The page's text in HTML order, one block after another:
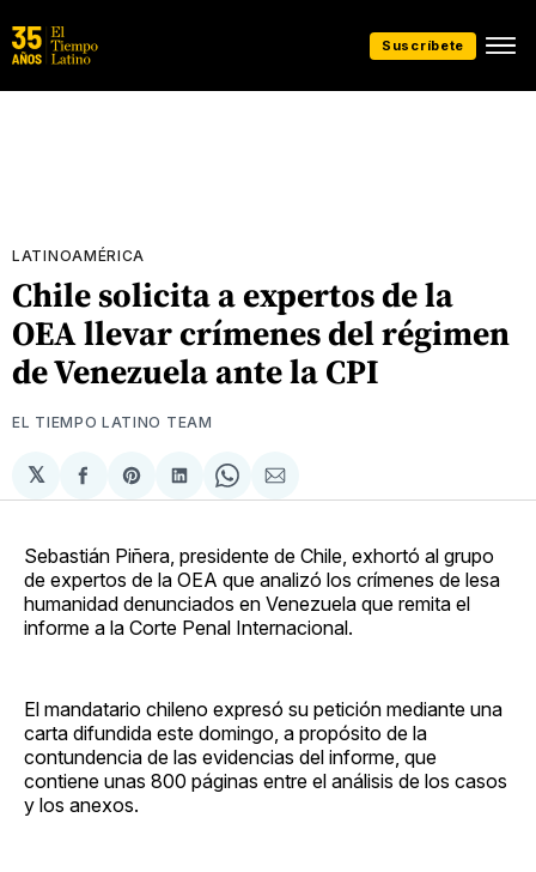
Suscríbete
LATINOAMÉRICA
Chile solicita a expertos de la
OEA llevar crímenes del régimen
de Venezuela ante la CPI
EL TIEMPO LATINO TEAM
𝕏
Compartir
en
Share
on
Compartir
en
Share
on
Compartir
via
Sebastián Piñera, presidente de Chile, exhortó al grupo
de expertos de la OEA que analizó los crímenes de lesa
humanidad denunciados en Venezuela que remita el
informe a la Corte Penal Internacional.
El mandatario chileno expresó su petición mediante una
carta difundida este domingo, a propósito de la
contundencia de las evidencias del informe, que
contiene unas 800 páginas entre el análisis de los casos
y los anexos.